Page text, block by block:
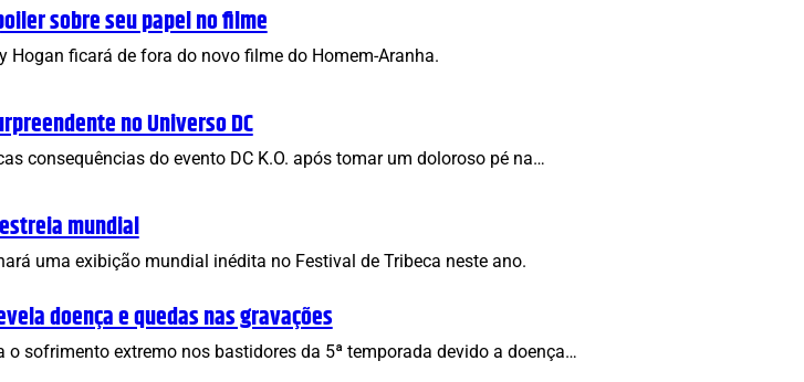
sobre seu papel no filme
Hogan ficará de fora do novo filme do Homem-Aranha.
no Universo DC
consequências do evento DC K.O. após tomar um doloroso pé na…
mundial
uma exibição mundial inédita no Festival de Tribeca neste ano.
doença e quedas nas gravações
o sofrimento extremo nos bastidores da 5ª temporada devido a doença…